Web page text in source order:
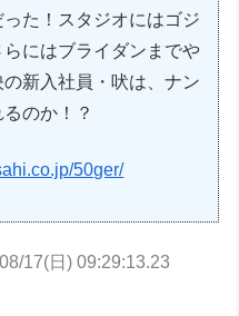
た！スタジオにはゴジ
にはブライダンまでや
新入社員・吠は、ナン
のか！？
50ger/
17(日) 09:29:13.23